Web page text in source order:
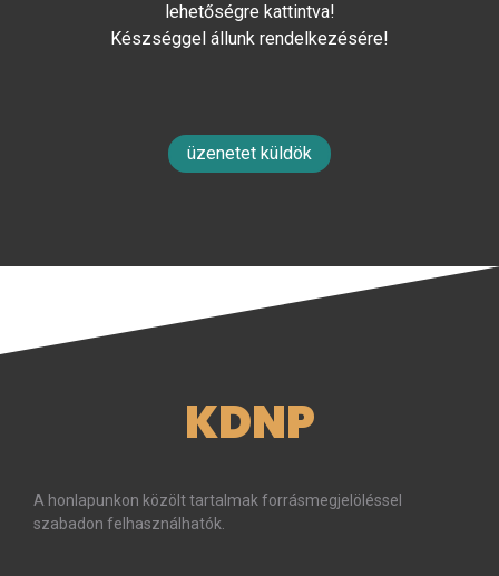
lehetőségre kattintva!
Készséggel állunk rendelkezésére!
üzenetet küldök
KDNP
A honlapunkon közölt tartalmak forrásmegjelöléssel
szabadon felhasználhatók.